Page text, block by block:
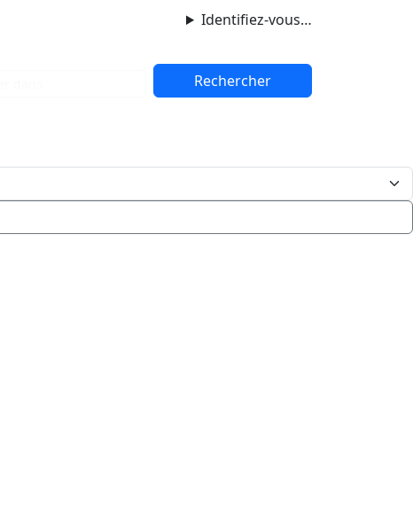
Identifiez-vous…